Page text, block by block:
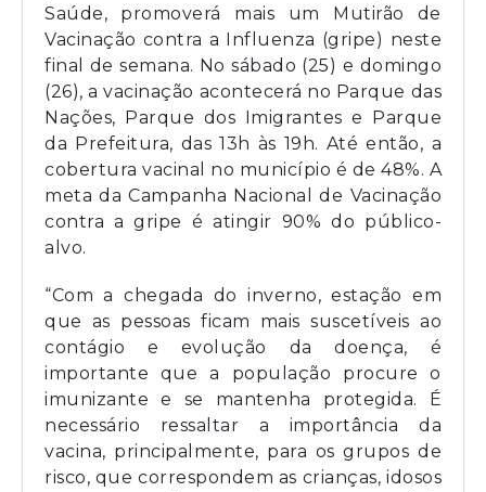
Saúde, promoverá mais um Mutirão de
Vacinação contra a Influenza (gripe) neste
final de semana. No sábado (25) e domingo
(26), a vacinação acontecerá no Parque das
Nações, Parque dos Imigrantes e Parque
da Prefeitura, das 13h às 19h. Até então, a
cobertura vacinal no município é de 48%. A
meta da Campanha Nacional de Vacinação
contra a gripe é atingir 90% do público-
alvo.
“Com a chegada do inverno, estação em
que as pessoas ficam mais suscetíveis ao
contágio e evolução da doença, é
importante que a população procure o
imunizante e se mantenha protegida. É
necessário ressaltar a importância da
vacina, principalmente, para os grupos de
risco, que correspondem as crianças, idosos